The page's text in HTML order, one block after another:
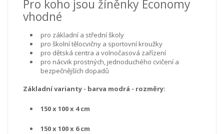
Pro koho jsou žíněnky Economy
vhodné
pro základní a střední školy
pro školní tělocvičny a sportovní kroužky
pro dětská centra a volnočasová zařízení
pro nácvik prostných, jednoduchého cvičení a
bezpečnějších dopadů
Základní varianty - barva modrá - rozměry:
150 x 100 x 4 cm
150 x 100 x 6 cm